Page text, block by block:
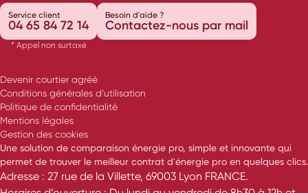
Service client
04 65 84 72 14
* Appel non surtaxé
Besoin d'aide ?
Contactez-nous par mail
Devenir courtier agréé
Conditions générales d’utilisation
Politique de confidentialité
Mentions légales
Gestion des cookies
Une solution de comparaison énergie pro, simple et innovante qui
permet de trouver le meilleur contrat d'énergie pro en quelques clics.
Adresse : 27 rue de la Villette, 69003 Lyon FRANCE.